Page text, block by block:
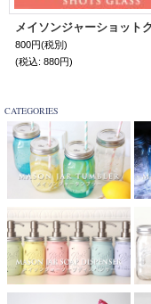
800円(税別)
(税込: 880円)
CATEGORIES